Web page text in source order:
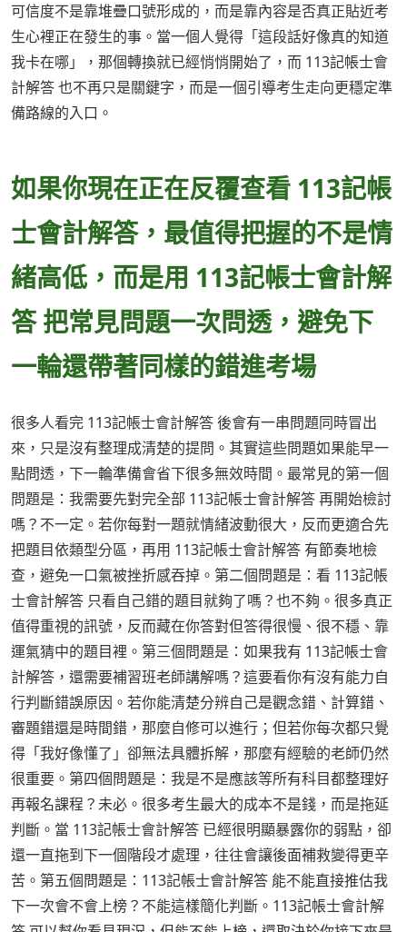
可信度不是靠堆疊口號形成的，而是靠內容是否真正貼近考
生心裡正在發生的事。當一個人覺得「這段話好像真的知道
我卡在哪」，那個轉換就已經悄悄開始了，而 113記帳士會
計解答 也不再只是關鍵字，而是一個引導考生走向更穩定準
備路線的入口。
如果你現在正在反覆查看 113記帳
士會計解答，最值得把握的不是情
緒高低，而是用 113記帳士會計解
答 把常見問題一次問透，避免下
一輪還帶著同樣的錯進考場
很多人看完 113記帳士會計解答 後會有一串問題同時冒出
來，只是沒有整理成清楚的提問。其實這些問題如果能早一
點問透，下一輪準備會省下很多無效時間。最常見的第一個
問題是：我需要先對完全部 113記帳士會計解答 再開始檢討
嗎？不一定。若你每對一題就情緒波動很大，反而更適合先
把題目依類型分區，再用 113記帳士會計解答 有節奏地檢
查，避免一口氣被挫折感吞掉。第二個問題是：看 113記帳
士會計解答 只看自己錯的題目就夠了嗎？也不夠。很多真正
值得重視的訊號，反而藏在你答對但答得很慢、很不穩、靠
運氣猜中的題目裡。第三個問題是：如果我有 113記帳士會
計解答，還需要補習班老師講解嗎？這要看你有沒有能力自
行判斷錯誤原因。若你能清楚分辨自己是觀念錯、計算錯、
審題錯還是時間錯，那麼自修可以進行；但若你每次都只覺
得「我好像懂了」卻無法具體拆解，那麼有經驗的老師仍然
很重要。第四個問題是：我是不是應該等所有科目都整理好
再報名課程？未必。很多考生最大的成本不是錢，而是拖延
判斷。當 113記帳士會計解答 已經很明顯暴露你的弱點，卻
還一直拖到下一個階段才處理，往往會讓後面補救變得更辛
苦。第五個問題是：113記帳士會計解答 能不能直接推估我
下一次會不會上榜？不能這樣簡化判斷。113記帳士會計解